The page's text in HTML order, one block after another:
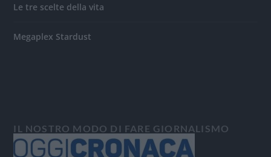
Le tre scelte della vita
Megaplex Stardust
IL NOSTRO MODO DI FARE GIORNALISMO